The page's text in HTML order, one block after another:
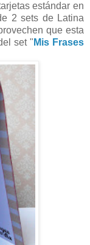
estándar en
2 sets de Latina
que esta
set " Mis Frases